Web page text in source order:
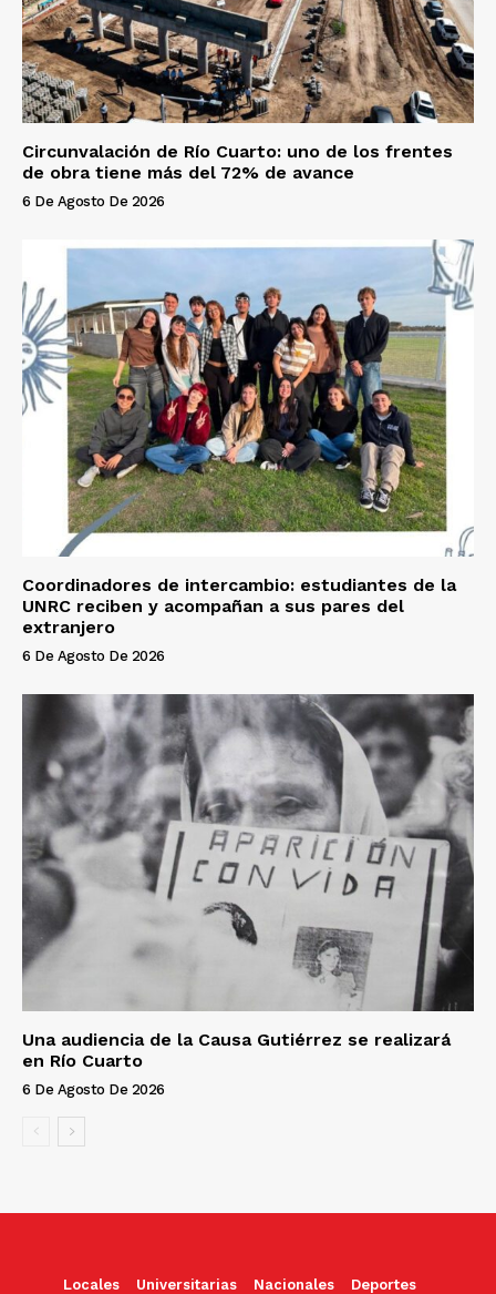
Circunvalación de Río Cuarto: uno de los frentes
de obra tiene más del 72% de avance
6 De Agosto De 2026
Coordinadores de intercambio: estudiantes de la
UNRC reciben y acompañan a sus pares del
extranjero
6 De Agosto De 2026
Una audiencia de la Causa Gutiérrez se realizará
en Río Cuarto
6 De Agosto De 2026
Locales Universitarias Nacionales
Deportes